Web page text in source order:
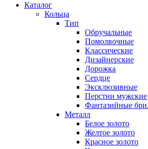
Каталог
Кольца
Тип
Обручальные
Помолвочные
Классические
Дизайнерские
Дорожка
Сердце
Эксклюзивные
Перстни мужские
Фантазийные
Металл
Белое золото
Желтое золото
Красное золото